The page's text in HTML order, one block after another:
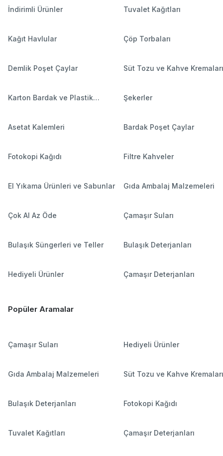
İndirimli Ürünler Tuvalet Kağıtları
Kağıt Havlular Çöp Torbaları
Demlik Poşet Çaylar Süt Tozu ve Kahve Kremaları
Karton Bardak ve Plastik
Şekerler
Asetat Kalemleri Bardak Poşet Çaylar
Fotokopi Kağıdı Filtre Kahveler
El Yıkama Ürünleri ve Sabunlar Gıda Ambalaj Malzemeleri
Çok Al Az Öde Çamaşır Suları
Bulaşık Süngerleri ve Teller Bulaşık Deterjanları
Hediyeli Ürünler Çamaşır Deterjanları
Popüler Aramalar
Çamaşır Suları Hediyeli Ürünler
Gıda Ambalaj Malzemeleri Süt Tozu ve Kahve Kremaları
Bulaşık Deterjanları Fotokopi Kağıdı
Tuvalet Kağıtları Çamaşır Deterjanları